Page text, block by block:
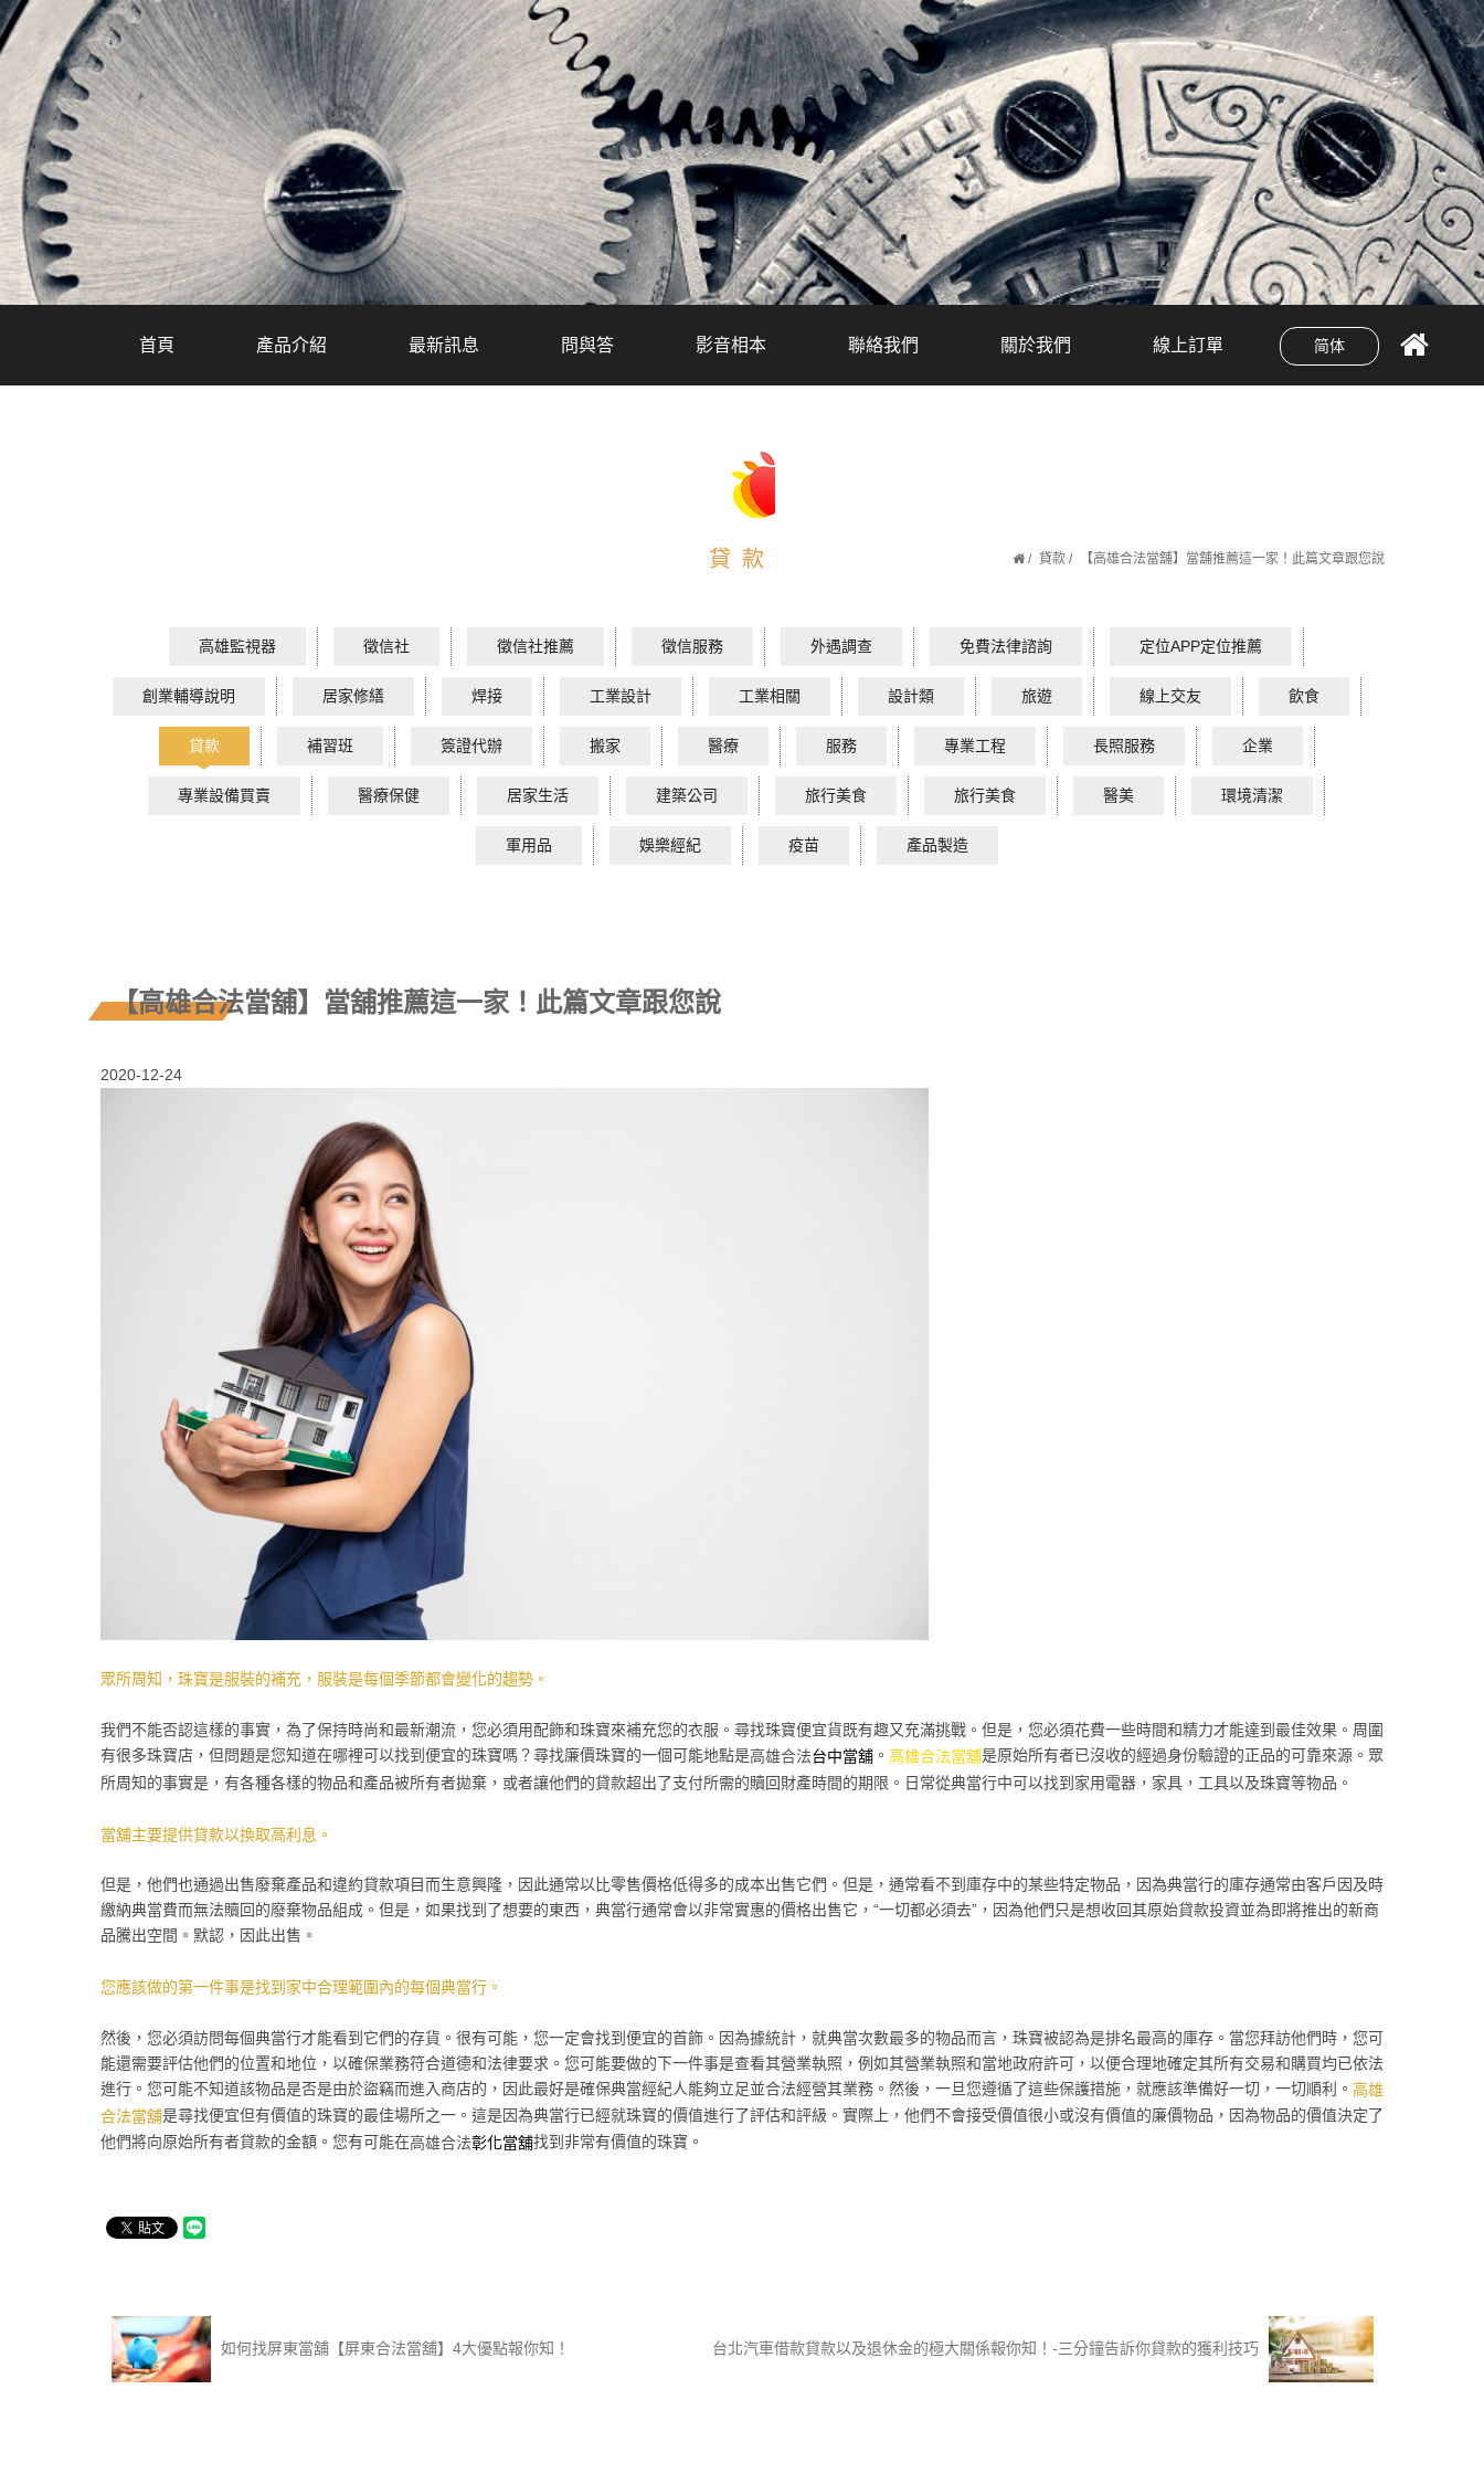
简体
首頁 產品介紹 最新訊息 問與答 影音相本 聯絡我們 關於我們 線上訂單
貸款 貸款 【高雄合法當舖】當舖推薦這一家！此篇文章跟您說
高雄監視器 徵信社 徵信社推薦 徵信服務 外遇調查 免費法律諮詢 定位APP定位推薦
創業輔導說明 居家修繕 焊接 工業設計 工業相關 設計類 旅遊 線上交友 飲食
貸款 補習班 簽證代辦 搬家 醫療 服務 專業工程 長照服務 企業
專業設備買賣 醫療保健 居家生活 建築公司 旅行美食 旅行美食 醫美 環境清潔
軍用品 娛樂經紀 疫苗 產品製造
【高雄合法當舖】當舖推薦這一家！此篇文章跟您說
2020-12-24
眾所周知，珠寶是服裝的補充，服裝是每個季節都會變化的趨勢。
我們不能否認這樣的事實，為了保持時尚和最新潮流，您必須用配飾和珠寶來補充您的衣服。尋找珠寶便宜貨既有趣又充滿挑戰。但是，您必須花費一些時間和精力才能達到最佳效果。周圍
有很多珠寶店，但問題是您知道在哪裡可以找到便宜的珠寶嗎？尋找廉價珠寶的一個可能地點是高雄合法台中當舖。 高雄合法當舖是原始所有者已沒收的經過身份驗證的正品的可靠來源。眾
所周知的事實是，有各種各樣的物品和產品被所有者拋棄，或者讓他們的貸款超出了支付所需的贖回財產時間的期限。日常從典當行中可以找到家用電器，家具，工具以及珠寶等物品。
當舖主要提供貸款以換取高利息。
但是，他們也通過出售廢棄產品和違約貸款項目而生意興隆，因此通常以比零售價格低得多的成本出售它們。但是，通常看不到庫存中的某些特定物品，因為典當行的庫存通常由客戶因及時
繳納典當費而無法贖回的廢棄物品組成。但是，如果找到了想要的東西，典當行通常會以非常實惠的價格出售它，“一切都必須去”，因為他們只是想收回其原始貸款投資並為即將推出的新商
品騰出空間。默認，因此出售。
您應該做的第一件事是找到家中合理範圍內的每個典當行。
然後，您必須訪問每個典當行才能看到它們的存貨。很有可能，您一定會找到便宜的首飾。因為據統計，就典當次數最多的物品而言，珠寶被認為是排名最高的庫存。當您拜訪他們時，您可
能還需要評估他們的位置和地位，以確保業務符合道德和法律要求。您可能要做的下一件事是查看其營業執照，例如其營業執照和當地政府許可，以便合理地確定其所有交易和購買均已依法
進行。您可能不知道該物品是否是由於盜竊而進入商店的，因此最好是確保典當經紀人能夠立足並合法經營其業務。然後，一旦您遵循了這些保護措施，就應該準備好一切，一切順利。 高雄
合法當舖是尋找便宜但有價值的珠寶的最佳場所之一。這是因為典當行已經就珠寶的價值進行了評估和評級。實際上，他們不會接受價值很小或沒有價值的廉價物品，因為物品的價值決定了
他們將向原始所有者貸款的金額。您有可能在高雄合法彰化當舖找到非常有價值的珠寶。
如何找屏東當舖【屏東合法當舖】4大優點報你知！ 台北汽車借款貸款以及退休金的極大關係報你知！-三分鐘告訴你貸款的獲利技巧